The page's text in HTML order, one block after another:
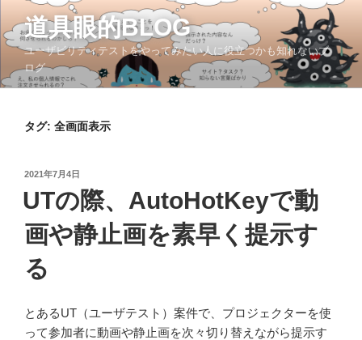
ン
テ
ツ
道具眼的BLOG
ユーザビリティテストをやってみたい人に役立つかも知れないブ
ログ
タグ: 全画面表示
投
日:
2021年7月4日
UTの際、AutoHotKeyで動
画や静止画を素早く提示す
る
とあるUT（ユーザテスト）案件で、プロジェクターを使
って参加者に動画や静止画を次々切り替えながら提示す